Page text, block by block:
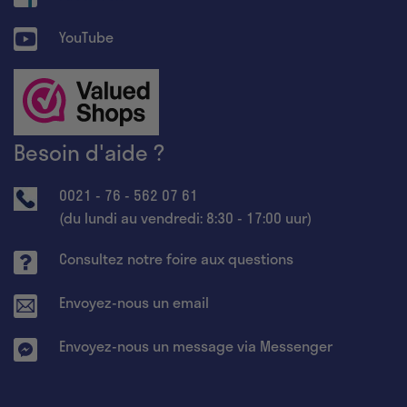
YouTube
Besoin d'aide ?
0021 - 76 - 562 07 61
(du lundi au vendredi: 8:30 - 17:00 uur)
Consultez notre foire aux questions
Envoyez-nous un email
Envoyez-nous un message via Messenger